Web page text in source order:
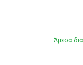
Άμεσα